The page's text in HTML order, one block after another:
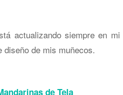
actualizando siempre en mi
diseño de mis muñecos.
de Tela